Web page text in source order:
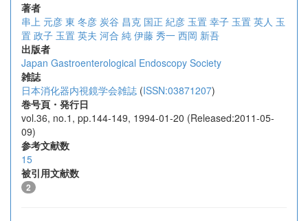
著者
串上 元彦 東 冬彦 炭谷 昌克 国正 紀彦 玉置 幸子 玉置 英人 玉
置 政子 玉置 英夫 河合 純 伊藤 秀一 西岡 新吾
出版者
Japan Gastroenterological Endoscopy Society
雑誌
日本消化器内視鏡学会雑誌 (ISSN:03871207)
巻号頁・発行日
vol.36, no.1, pp.144-149, 1994-01-20 (Released:2011-05-
09)
参考文献数
15
被引用文献数
2